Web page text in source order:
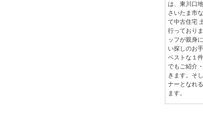
は、東川口
さいたま市
て中古住宅
行っており
ッフが親身
い探しのお
ベストな１
でもご紹介
きます。そ
ナーとなれ
ます。